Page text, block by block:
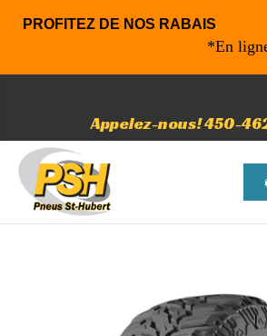
PROFITEZ DE NOS RABAIS
*En ligne
Appelez-nous! 450-